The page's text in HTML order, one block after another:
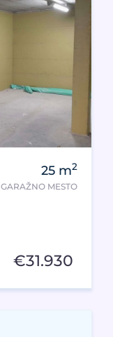
25 m2
GARAŽNO MESTO
€31.930